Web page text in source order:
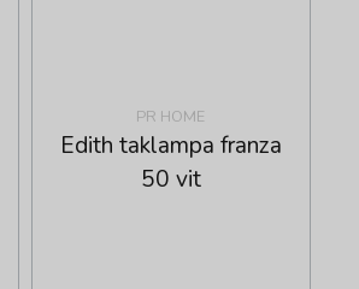
PR HOME
Edith taklampa franza
50 vit